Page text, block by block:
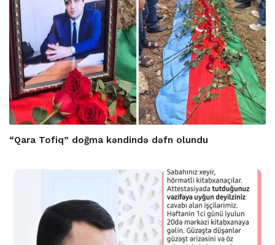
“Qara Tofiq” doğma kəndində dəfn olundu